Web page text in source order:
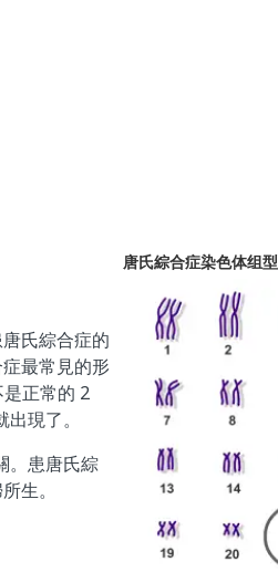
唐氏綜合症染色体组型
氏綜合症的
最常見的形
正常的 2
現了。
。患唐氏綜
生。